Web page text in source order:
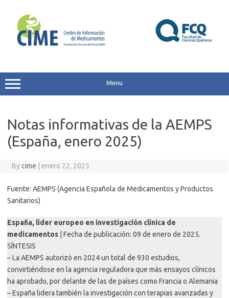
content
Menu
Notas informativas de la AEMPS
(España, enero 2025)
Bycime enero 22, 2025
Fuente: AEMPS (Agencia Española de Medicamentos y Productos
Sanitarios)
España, líder europeo en investigación clínica de
medicamentos
| Fecha de publicación: 09 de enero de 2025.
SÍNTESIS
– La AEMPS autorizó en 2024 un total de 930 estudios,
convirtiéndose en la agencia reguladora que más ensayos clínicos
ha aprobado, por delante de las de países como Francia o Alemania
– España lidera también la investigación con terapias avanzadas y